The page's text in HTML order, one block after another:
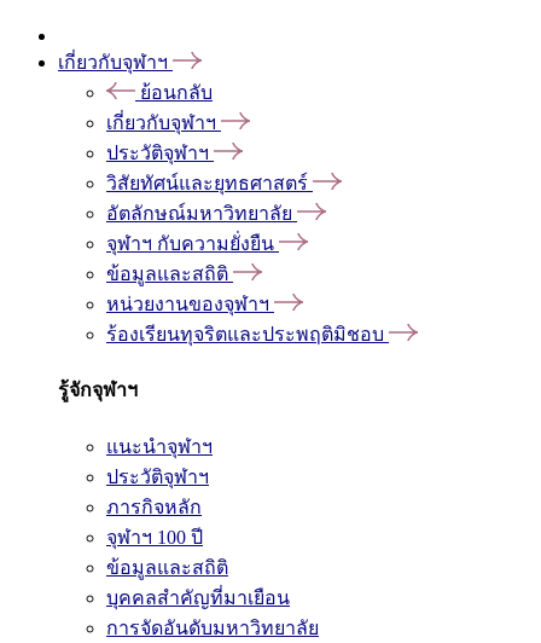
เกี่ยวกับจุฬาฯ
ย้อนกลับ
เกี่ยวกับจุฬาฯ
ประวัติจุฬาฯ
วิสัยทัศน์และยุทธศาสตร์
อัตลักษณ์มหาวิทยาลัย
จุฬาฯ กับความยั่งยืน
ข้อมูลและสถิติ
หน่วยงานของจุฬาฯ
ร้องเรียนทุจริตและประพฤติมิชอบ
รู้จักจุฬาฯ
แนะนำจุฬาฯ
ประวัติจุฬาฯ
ภารกิจหลัก
จุฬาฯ 100 ปี
ข้อมูลและสถิติ
บุคคลสำคัญที่มาเยือน
การจัดอันดับมหาวิทยาลัย